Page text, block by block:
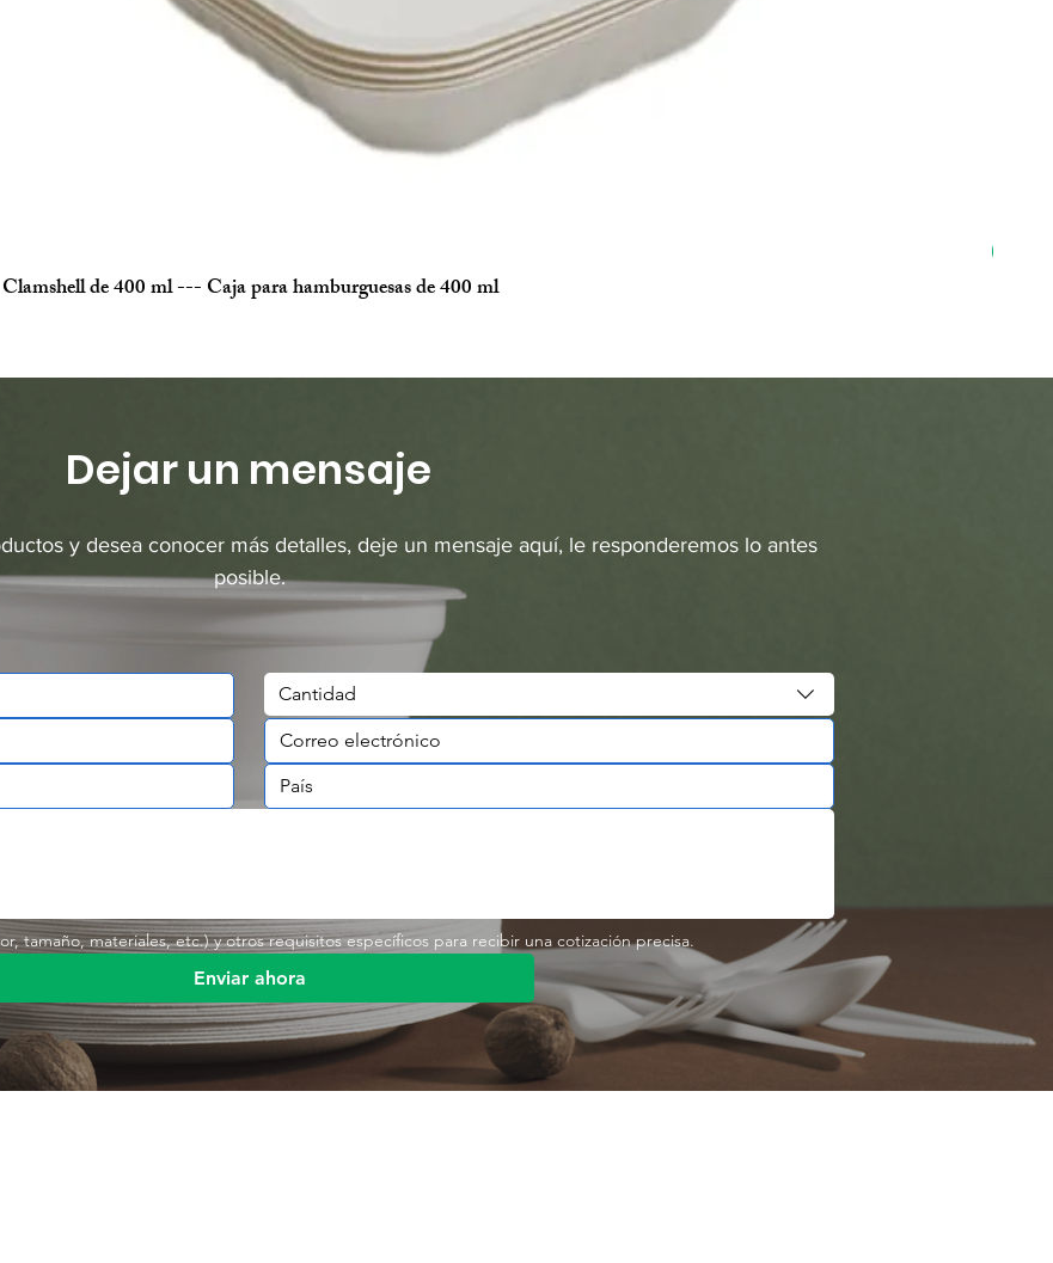
Clamshell de 400 ml --- Caja para hamburguesas de 400 ml
Dejar un mensaje
y desea conocer más detalles, deje un mensaje aquí, le responderemos lo antes
posible.
Cantidad
tamaño, materiales, etc.) y otros requisitos específicos para recibir una cotización precisa.
Enviar ahora